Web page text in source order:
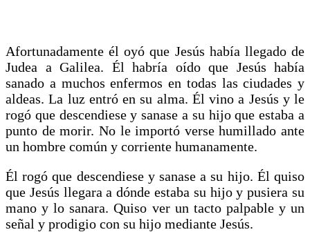
Afortunadamente él oyó que Jesús había llegado de
Judea a Galilea. Él habría oído que Jesús había
sanado a muchos enfermos en todas las ciudades y
aldeas. La luz entró en su alma. Él vino a Jesús y le
rogó que descendiese y sanase a su hijo que estaba a
punto de morir. No le importó verse humillado ante
un hombre común y corriente humanamente.
Él rogó que descendiese y sanase a su hijo. Él quiso
que Jesús llegara a dónde estaba su hijo y pusiera su
mano y lo sanara. Quiso ver un tacto palpable y un
señal y prodigio con su hijo mediante Jesús.